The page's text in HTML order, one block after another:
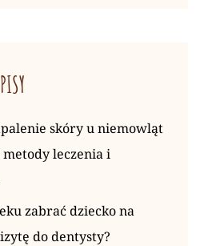
skóry u niemowląt
metody leczenia i
zabrać dziecko na
do dentysty?